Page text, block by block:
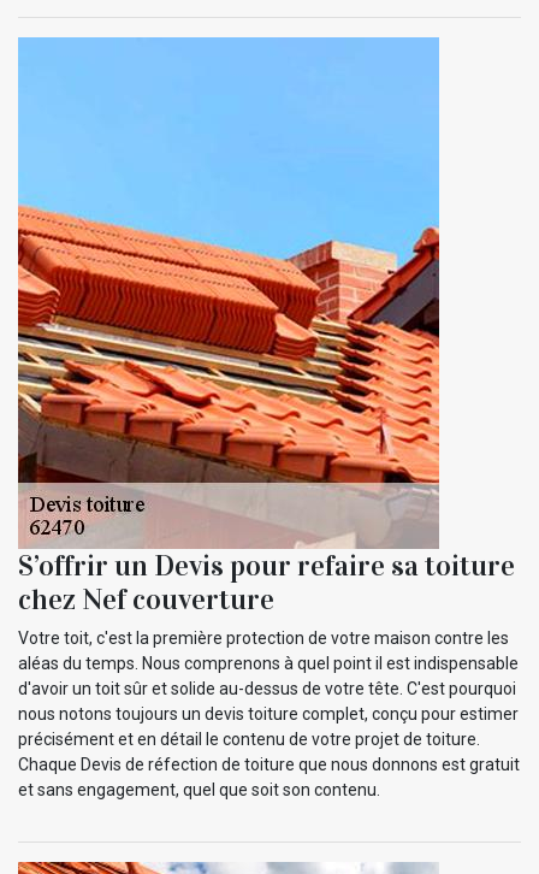
S’offrir un Devis pour refaire sa toiture
chez Nef couverture
Votre toit, c'est la première protection de votre maison contre les
aléas du temps. Nous comprenons à quel point il est indispensable
d'avoir un toit sûr et solide au-dessus de votre tête. C'est pourquoi
nous notons toujours un devis toiture complet, conçu pour estimer
précisément et en détail le contenu de votre projet de toiture.
Chaque Devis de réfection de toiture que nous donnons est gratuit
et sans engagement, quel que soit son contenu.